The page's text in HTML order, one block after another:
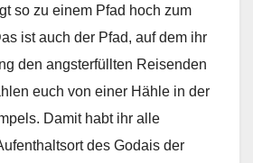
so zu einem Pfad hoch zum
ist auch der Pfad, auf dem ihr
den angsterfüllten Reisenden
euch von einer Hähle in der
Damit habt ihr alle
des Godais der